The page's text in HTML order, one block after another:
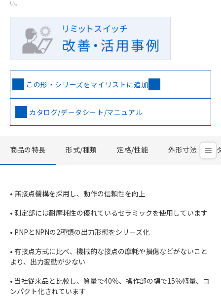
い。
この形・シリーズをマイリストに追加
カタログ/データシート/マニュアル
商品の特長 形式/種類 定格/性能 外形寸法
• 無接点機構を採用し、動作の信頼性を向上
• 測定部には耐摩耗性の優れているセラミックを使用しています
• PNPとNPNの2種類の出力形態をシリーズ化
• 有接点方式に比べ、機械的な接点の摩耗や損傷などがないこと
より、出力変動が少ない
• 当社従来品と比較し、質量で40％、操作部の幅で15％軽量、コ
ンパクト化されています